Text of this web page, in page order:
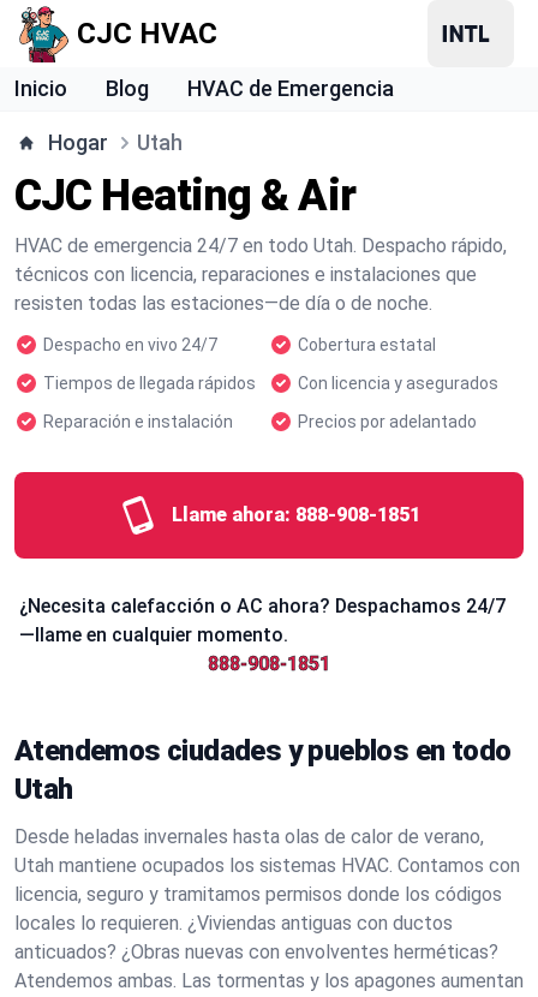
CJC HVAC
Inicio Blog HVAC de Emergencia
Hogar Utah
CJC Heating & Air
HVAC de emergencia 24/7 en todo Utah. Despacho rápido,
técnicos con licencia, reparaciones e instalaciones que
resisten todas las estaciones—de día o de noche.
Despacho en vivo 24/7
Cobertura estatal
Tiempos de llegada rápidos
Con licencia y asegurados
Reparación e instalación
Precios por adelantado
Llame ahora: 888-908-1851
¿Necesita calefacción o AC ahora? Despachamos 24/7
—llame en cualquier momento.
888-908-1851
Atendemos ciudades y pueblos en todo
Utah
Desde heladas invernales hasta olas de calor de verano,
Utah mantiene ocupados los sistemas HVAC. Contamos con
licencia, seguro y tramitamos permisos donde los códigos
locales lo requieren. ¿Viviendas antiguas con ductos
anticuados? ¿Obras nuevas con envolventes herméticas?
Atendemos ambas. Las tormentas y los apagones aumentan